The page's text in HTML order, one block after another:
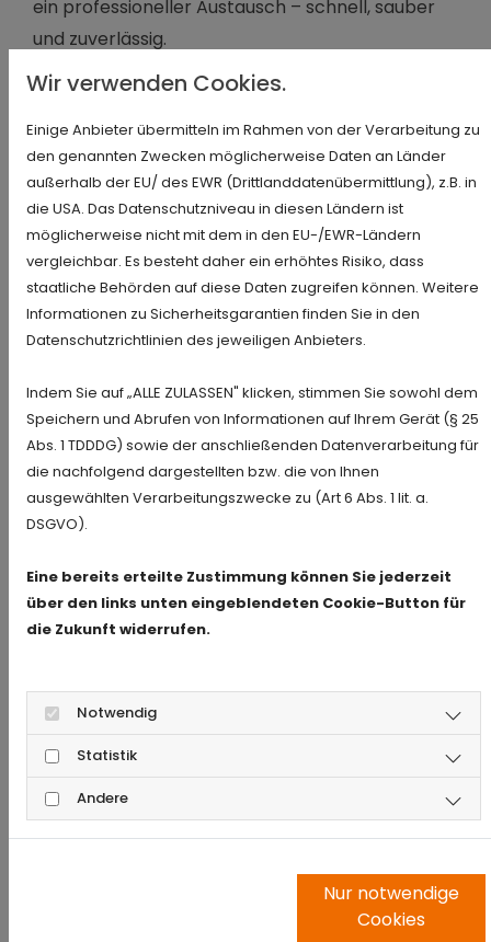
ein professioneller Austausch – schnell, sauber
und zuverlässig.
NÄHE – HILFE FÜR PRIVATE UND
GEWERBLICHE KUNDEN
Frankfurt Niederrad ist nicht nur ein Wohngebiet,
sondern auch ein wichtiger Gewerbestandort.
Zahlreiche Unternehmen haben hier ihren Sitz –
von Start-ups über Kanzleien bis hin zu
Logistikunternehmen. Auch Apotheken,
Arztpraxen und Einzelhändler zählen zu unseren
Kunden.
Ob verlorener Arbeitsschlüssel, defektes
Türschloss im Büro oder die Einrichtung einer
neuen Schließanlage für Ihre Geschäftsräume –
Ihr Ansprechpartner für alle Fälle. Natürlich gilt
unser Service auch für Privatpersonen, die
Unterstützung beim Thema Türöffnung,
Dabei stehen Diskretion, Sorgfalt und fachliche
Kompetenz für uns immer an erster Stelle.
TÜRSCHLOSS ÖFFNET NICHT – WIR
Wenn sich ein Türschloss plötzlich nicht mehr
drehen lässt, ist guter Rat gefragt. Ursache
Wir verwenden Cookies.
Einige Anbieter übermitteln im Rahmen von der Verarbeitung zu
den genannten Zwecken möglicherweise Daten an Länder
außerhalb der EU/ des EWR (Drittlanddatenübermittlung), z.B. in
die USA. Das Datenschutzniveau in diesen Ländern ist
möglicherweise nicht mit dem in den EU-/EWR-Ländern
vergleichbar. Es besteht daher ein erhöhtes Risiko, dass
staatliche Behörden auf diese Daten zugreifen können. Weitere
Informationen zu Sicherheitsgarantien finden Sie in den
Datenschutzrichtlinien des jeweiligen Anbieters.
Indem Sie auf „ALLE ZULASSEN" klicken, stimmen Sie sowohl dem
Speichern und Abrufen von Informationen auf Ihrem Gerät (§ 25
Abs. 1 TDDDG) sowie der anschließenden Datenverarbeitung für
die nachfolgend dargestellten bzw. die von Ihnen
ausgewählten Verarbeitungszwecke zu (Art 6 Abs. 1 lit. a.
DSGVO).
Eine bereits erteilte Zustimmung können Sie jederzeit
über den links unten eingeblendeten Cookie-Button für
die Zukunft widerrufen.
Notwendig
Statistik
Andere
Nur notwendige
Cookies